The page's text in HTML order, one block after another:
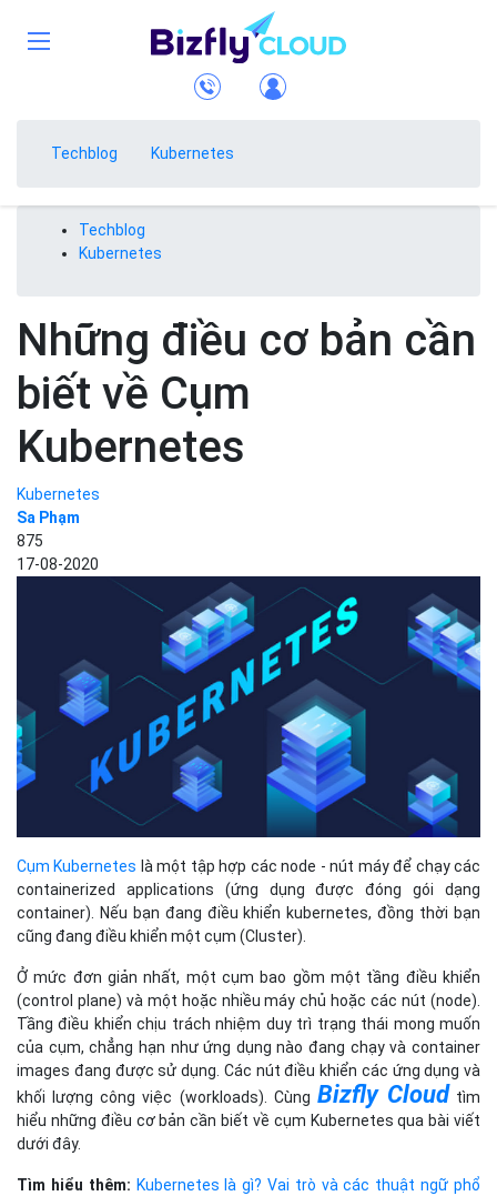
Techblog Kubernetes
Techblog
Kubernetes
Những điều cơ bản cần
biết về Cụm
Kubernetes
Kubernetes
Sa Phạm
875
17-08-2020
Cụm Kubernetes là một tập hợp các node - nút máy để chạy các
containerized applications (ứng dụng được đóng gói dạng
container). Nếu bạn đang điều khiển kubernetes, đồng thời bạn
cũng đang điều khiển một cụm (Cluster).
Ở mức đơn giản nhất, một cụm bao gồm một tầng điều khiển
(control plane) và một hoặc nhiều máy chủ hoặc các nút (node).
Tầng điều khiển chịu trách nhiệm duy trì trạng thái mong muốn
của cụm, chẳng hạn như ứng dụng nào đang chạy và container
images đang được sử dụng. Các nút điều khiển các ứng dụng và
khối lượng công việc (workloads). Cùng Bizfly Cloudtìm
hiểu những điều cơ bản cần biết về cụm Kubernetes qua bài viết
dưới đây.
Tìm hiểu thêm: Kubernetes là gì? Vai trò và các thuật ngữ phổ